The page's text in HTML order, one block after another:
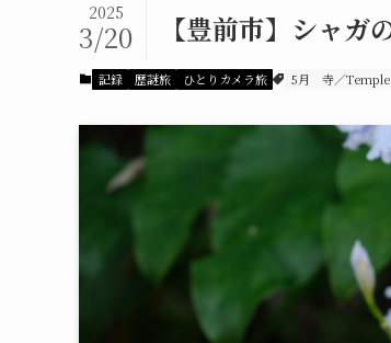
【豊前市】シャ
2025
3/20
記録 歴謎旅 ひとりカメラ旅 5月 寺／Temple